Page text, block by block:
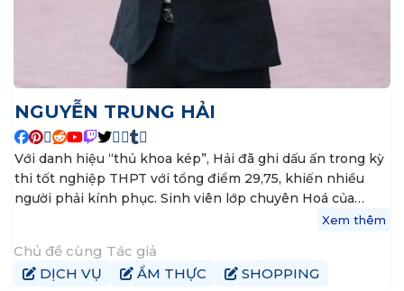
NGUYỄN TRUNG HẢI
Với danh hiệu “thủ khoa kép”, Hải đã ghi dấu ấn trong kỳ
thi tốt nghiệp THPT với tổng điểm 29,75, khiến nhiều
người phải kính phục. Sinh viên lớp chuyên Hoá của
trường THPT chuyên Trần Phú, Hải Phòng, đã xuất sắc
đăng quang thủ khoa khối A. Nguyễn Trung Hải không
chỉ là ngôi sao sáng trong lĩnh vực học thuật mà còn là
Xem thêm
Chủ đề cùng Tác giả
DỊCH VỤ
ẨM THỰC SHOPPING